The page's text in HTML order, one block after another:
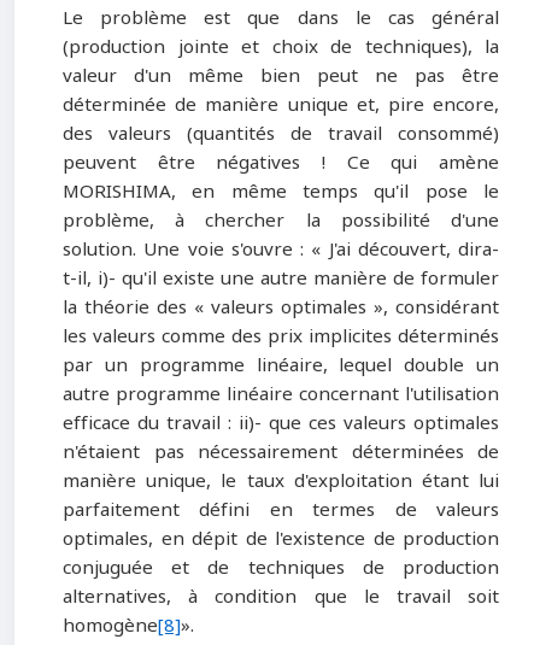
Le problème est que dans le cas général
(production jointe et choix de techniques), la
valeur d'un même bien peut ne pas être
déterminée de manière unique et, pire encore,
des valeurs (quantités de travail consommé)
peuvent être négatives ! Ce qui amène
MORISHIMA, en même temps qu'il pose le
problème, à chercher la possibilité d'une
solution. Une voie s'ouvre : « J'ai découvert, dira-
t-il, i)- qu'il existe une autre manière de formuler
la théorie des « valeurs optimales », considérant
les valeurs comme des prix implicites déterminés
par un programme linéaire, lequel double un
autre programme linéaire concernant l'utilisation
efficace du travail : ii)- que ces valeurs optimales
n'étaient pas nécessairement déterminées de
manière unique, le taux d'exploitation étant lui
parfaitement défini en termes de valeurs
optimales, en dépit de l'existence de production
conjuguée et de techniques de production
alternatives, à condition que le travail soit
homogène[8]».